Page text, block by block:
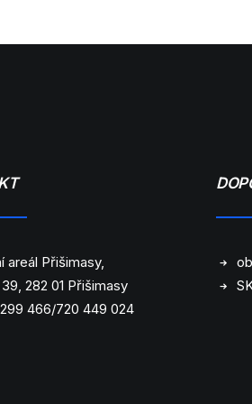
areál Přišimasy,
282 01 Přišimasy
466/720 449 024